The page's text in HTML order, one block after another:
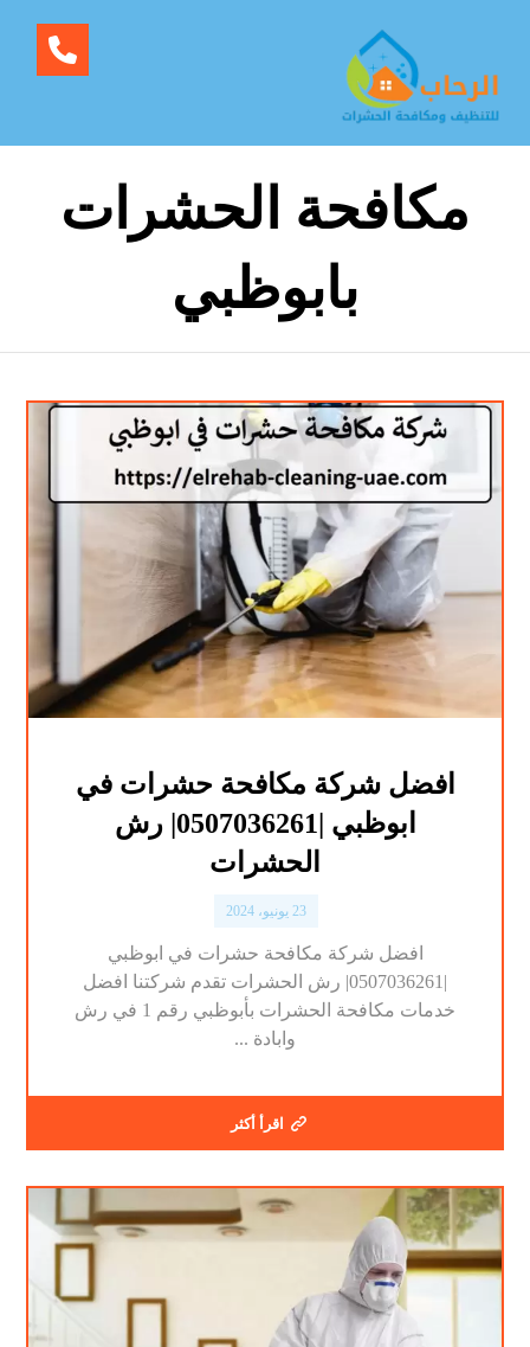
مكافحة الحشرات
بابوظبي
افضل شركة مكافحة حشرات في
ابوظبي |0507036261| رش
الحشرات
23 يونيو، 2024
افضل شركة مكافحة حشرات في ابوظبي
|0507036261| رش الحشرات تقدم شركتنا افضل
خدمات مكافحة الحشرات بأبوظبي رقم 1 في رش
وابادة ...
اقرأ أكثر